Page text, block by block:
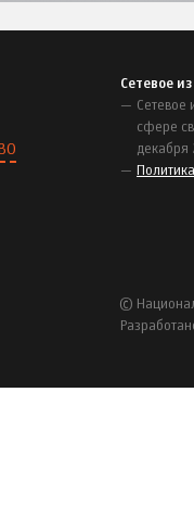
Сетевое
Сетевое
сфере
декабря
©